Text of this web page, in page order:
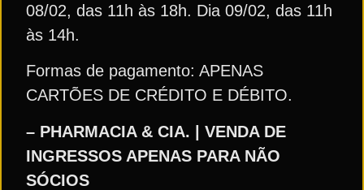
08/02, das 11h às 18h. Dia 09/02, das 11h
às 14h.
Formas de pagamento: APENAS
CARTÕES DE CRÉDITO E DÉBITO.
– PHARMACIA & CIA. | VENDA DE
INGRESSOS APENAS PARA NÃO
SÓCIOS